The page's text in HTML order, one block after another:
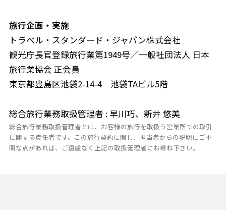
旅行企画・実施
トラベル・スタンダード・ジャパン株式会社
観光庁長官登録旅行業第1949号／一般社団法人 日本
旅行業協会 正会員
東京都豊島区池袋2-14-4 池袋TAビル5階
総合旅行業務取扱管理者 : 早川巧、新井 悠美
総合旅行業務取扱管理者とは、お客様の旅行を取扱う営業所での取引
に関する責任者です。この旅行契約に関し、担当者からの説明にご不
明な点があれば、ご遠慮なく上記の取扱管理者にお尋ね下さい。